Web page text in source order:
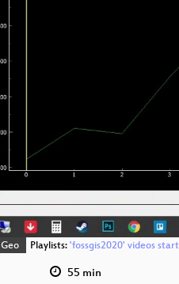
Geo Playlists: 'fossgis2020' videos
55 min